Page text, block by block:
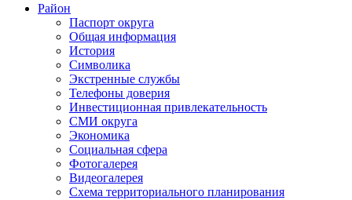
Район
Паспорт округа
Общая информация
История
Символика
Экстренные службы
Телефоны доверия
Инвестиционная привлекательность
СМИ округа
Экономика
Социальная сфера
Фотогалерея
Видеогалерея
Схема территориального планирования